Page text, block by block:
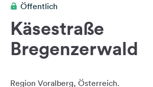
Feedback
Sprache:
uns
Öffentlich
Käsestraße
Bregenzerwald